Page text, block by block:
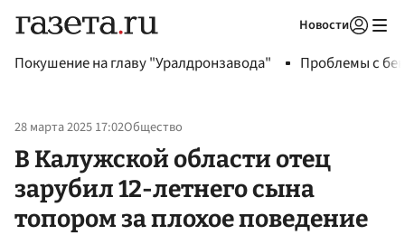
Новости
Покушение на главу "Уралдронзавода" Проблемы с
28 марта 2025 17:02Общество
В Калужской области отец
зарубил 12-летнего сына
топором за плохое поведение